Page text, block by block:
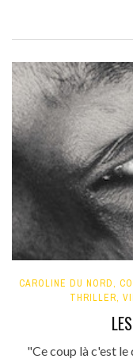
CAROLINE DU NORD,
THRILLER,
"Ce coup là c'est